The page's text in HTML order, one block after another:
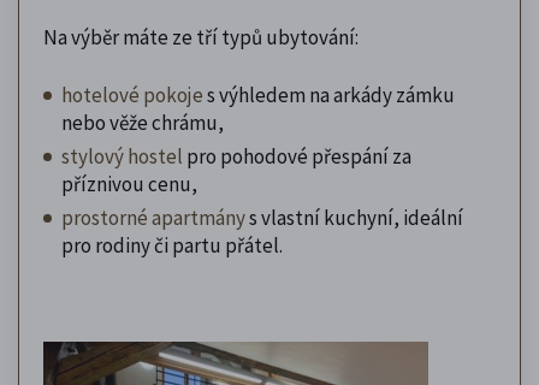
Na výběr máte ze tří typů ubytování:
hotelové pokojes výhledem na arkády zámku
nebo věže chrámu,
stylový hostel pro pohodové přespání za
příznivou cenu,
prostorné apartmánys vlastní kuchyní, ideální
pro rodiny či partu přátel.